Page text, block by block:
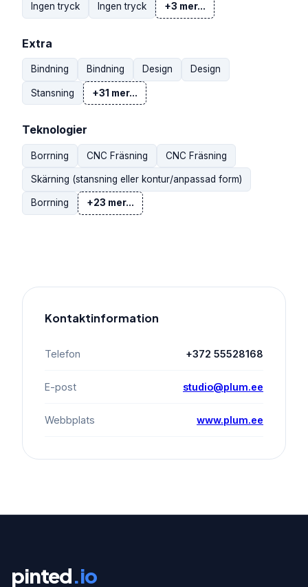
Ingen tryck Ingen tryck +3 mer...
Extra
Bindning Bindning Design Design
Stansning +31 mer...
Teknologier
Borrning CNC Fräsning CNC Fräsning
Skärning (stansning eller kontur/anpassad form)
Borrning +23 mer...
Kontaktinformation
Telefon +372 55528168
E-post studio@plum.ee
Webbplats www.plum.ee
pinted.io